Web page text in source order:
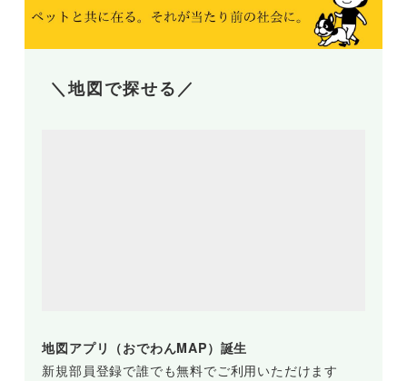
＼地図で探せる／
地図アプリ（おでわんMAP）誕生
新規部員登録で誰でも無料でご利用いただけます